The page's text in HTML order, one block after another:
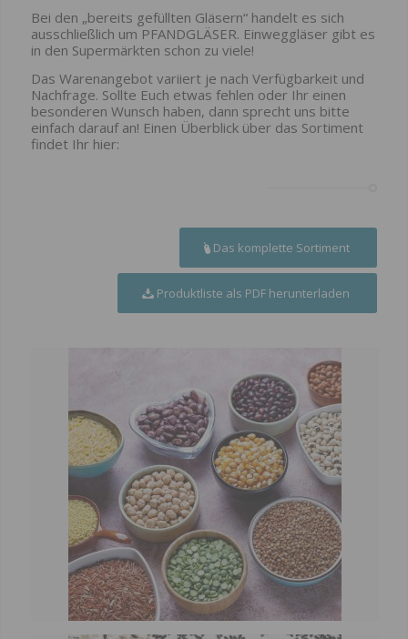
Bei den „bereits gefüllten Gläsern“ handelt es sich
ausschließlich um PFANDGLÄSER. Einweggläser gibt es
in den Supermärkten schon zu viele!
Das Warenangebot variiert je nach Verfügbarkeit und
Nachfrage. Sollte Euch etwas fehlen oder Ihr einen
besonderen Wunsch haben, dann sprecht uns bitte
einfach darauf an! Einen Überblick über das Sortiment
findet Ihr hier:
Das komplette Sortiment
Produktliste als PDF herunterladen